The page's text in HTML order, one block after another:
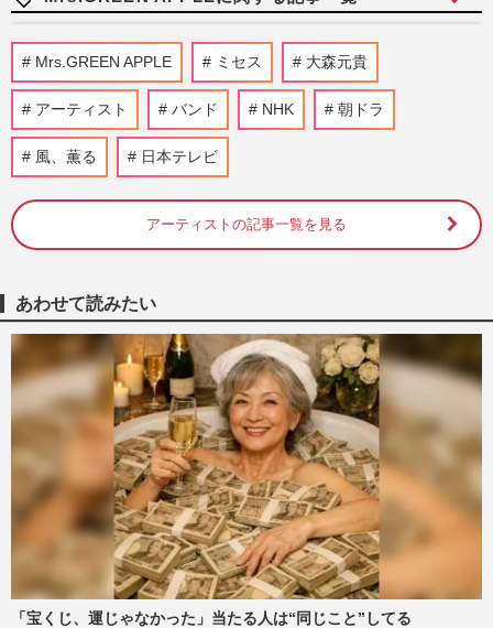
Mrs. GREEN APPLE×ミスタードーナツコ
ラボ“限定ボックス”が転売「これ買う人も
すごい」と賛否、懸念され…
週刊女性PRIME
『Number_i』神宮寺勇太・平野紫耀・岸
優太が“海外進出”の夢実現も、チケット価
格が大幅変更！世界規模の…
週刊女性PRIME 2026/8/7
Mrs. GREEN APPLEファンのマナー違反
が賛否、映画『スパイダーマン』吹き替え
版上映に「ウェーイ！」の歓声…
週刊女性PRIME 2026/8/7
『Mrs. GREEN APPLE』、映画『スパイ
ダーマン』日本版主題歌に厳しい声《自我
出しすぎ》渋谷ジャックで期待…
週刊女性PRIME
Mrs. GREEN APPLE大森元貴、“天てれ憧
れ”からNHK大型特番の顔へ…「紅白」
「朝ドラ」を経てつかんだ初の…
Mrs.GREEN APPLE ミセス 大森元貴
アーティスト バンド NHK 朝ドラ
風、薫る 日本テレビ
アーティストの記事一覧を見る
あわせて読みたい
「宝くじ、運じゃなかった」当たる人は“同じこと”してる